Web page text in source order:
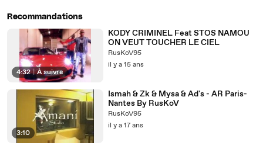
Recommandations
4:32 | À suivre
KODY CRIMINEL Feat STOS NAMOU
ON VEUT TOUCHER LE CIEL
RusKoV95
il y a 15 ans
3:10
Ismah & Zk & Mysa & Ad's - AR Paris-
Nantes By RusKoV
RusKoV95
il y a 17 ans